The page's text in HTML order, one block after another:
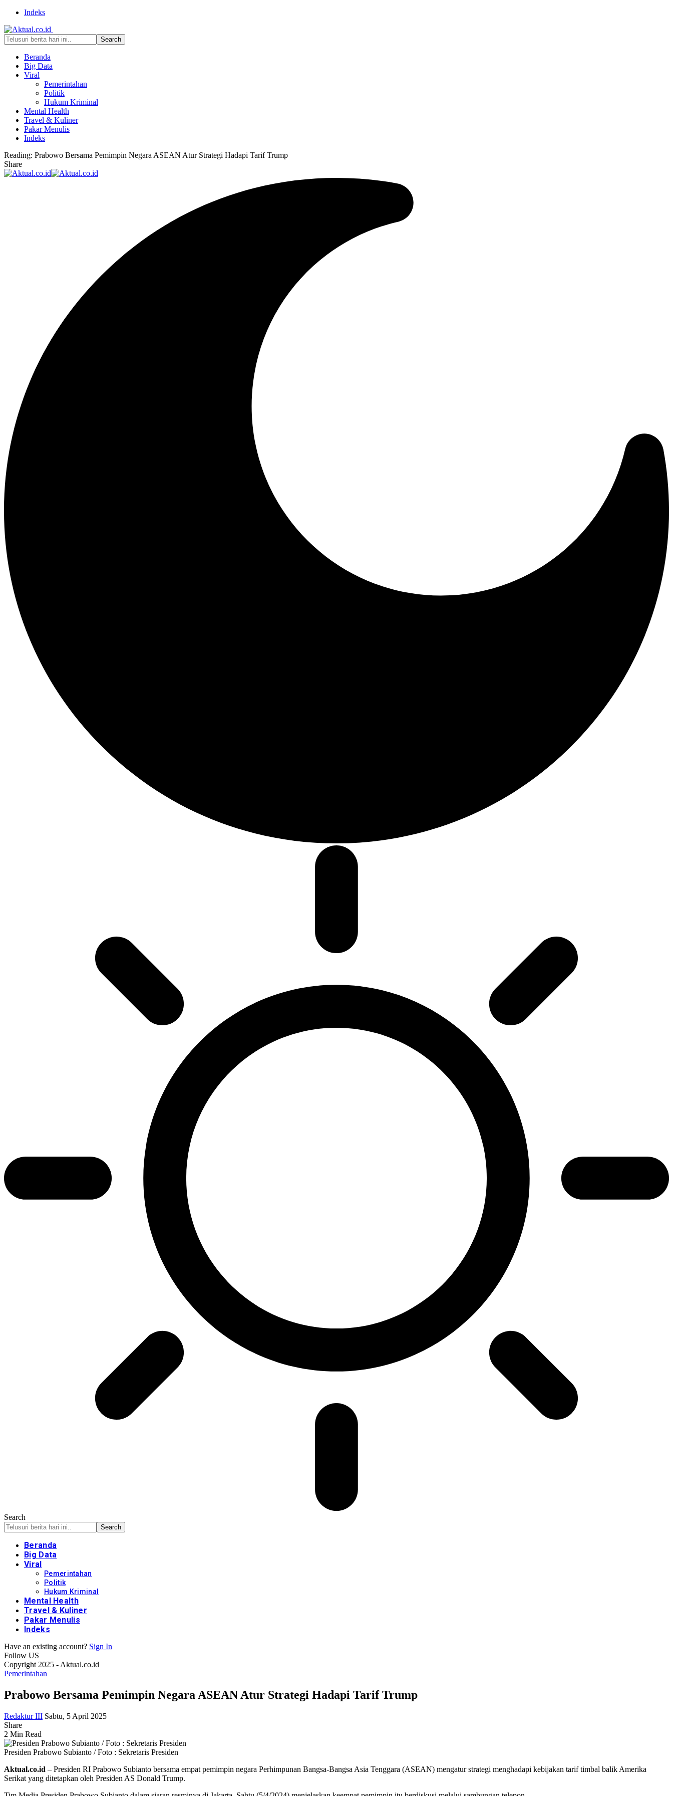
Indeks
Beranda
Big Data
Viral
Pemerintahan
Politik
Hukum Kriminal
Mental Health
Travel & Kuliner
Pakar Menulis
Indeks
Reading: Prabowo Bersama Pemimpin Negara ASEAN Atur Strategi Hadapi Tarif Trump
Share
Search
Beranda
Big Data
Viral
Pemerintahan
Politik
Hukum Kriminal
Mental Health
Travel & Kuliner
Pakar Menulis
Indeks
Have an existing account? Sign In
Follow US
Copyright 2025 - Aktual.co.id
Pemerintahan
Prabowo Bersama Pemimpin Negara ASEAN Atur Strategi Hadapi Tarif Trump
Redaktur III Sabtu, 5 April 2025
Share
2 Min Read
Presiden Prabowo Subianto / Foto : Sekretaris Presiden
Aktual.co.id – Presiden RI Prabowo Subianto bersama empat pemimpin negara Perhimpunan Bangsa-Bangsa Asia Tenggara (ASEAN) mengatur strategi menghadapi kebijakan tarif timbal balik Amerika
Serikat yang ditetapkan oleh Presiden AS Donald Trump.